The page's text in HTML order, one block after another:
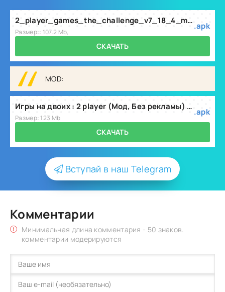
2_player_games_the_challenge_v7_18_4_mod.apk
Размер:: 107.2 Mb,
.apk
СКАЧАТЬ
MOD:
Игры на двоих : 2 player (Мод, Без рекламы) v7.18.5
Размер: 123 Mb
.apk
СКАЧАТЬ
Вступай в наш Telegram
Комментарии
Минимальная длина комментария - 50 знаков.
комментарии модерируются